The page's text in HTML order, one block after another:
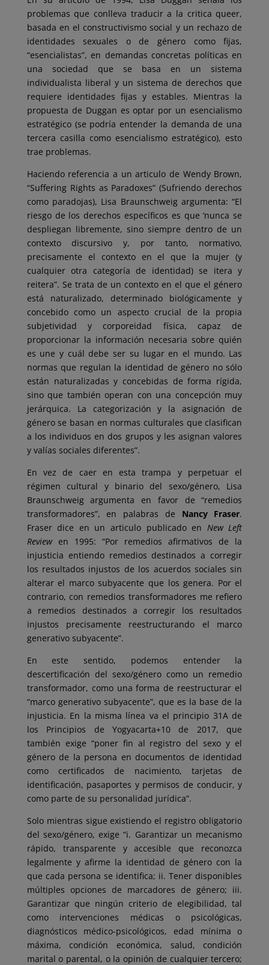
problemas que conlleva traducir a la critica queer,
basada en el constructivismo social y un rechazo de
identidades sexuales o de género como fijas,
“esencialistas”, en demandas concretas políticas en
una sociedad que se basa en un sistema
individualista liberal y un sistema de derechos que
requiere identidades fijas y estables. Mientras la
propuesta de Duggan es optar por un esencialismo
estratégico (se podría entender la demanda de una
tercera casilla como esencialismo estratégico), esto
trae problemas.
Haciendo referencia a un articulo de Wendy Brown,
“Suffering Rights as Paradoxes” (Sufriendo derechos
como paradojas), Lisa Braunschweig argumenta: “El
riesgo de los derechos específicos es que ‘nunca se
despliegan libremente, sino siempre dentro de un
contexto discursivo y, por tanto, normativo,
precisamente el contexto en el que la mujer (y
cualquier otra categoría de identidad) se itera y
reitera”. Se trata de un contexto en el que el género
está naturalizado, determinado biológicamente y
concebido como un aspecto crucial de la propia
subjetividad y corporeidad física, capaz de
proporcionar la información necesaria sobre quién
es une y cuál debe ser su lugar en el mundo. Las
normas que regulan la identidad de género no sólo
están naturalizadas y concebidas de forma rígida,
sino que también operan con una concepción muy
jerárquica. La categorización y la asignación de
género se basan en normas culturales que clasifican
a los individuos en dos grupos y les asignan valores
y valías sociales diferentes”.
En vez de caer en esta trampa y perpetuar el
régimen cultural y binario del sexo/género, Lisa
Braunschweig argumenta en favor de “remedios
transformadores”, en palabras de Nancy Fraser.
Fraser dice en un articulo publicado en New Left
Reviewen 1995: “Por remedios afirmativos de la
injusticia entiendo remedios destinados a corregir
los resultados injustos de los acuerdos sociales sin
alterar el marco subyacente que los genera. Por el
contrario, con remedios transformadores me refiero
a remedios destinados a corregir los resultados
injustos precisamente reestructurando el marco
generativo subyacente”.
En este sentido, podemos entender la
descertificación del sexo/género como un remedio
transformador, como una forma de reestructurar el
“marco generativo subyacente”, que es la base de la
injusticia. En la misma línea va el principio 31A de
los Principios de Yogyacarta+10 de 2017, que
también exige “poner fin al registro del sexo y el
género de la persona en documentos de identidad
como certificados de nacimiento, tarjetas de
identificación, pasaportes y permisos de conducir, y
como parte de su personalidad jurídica”.
Solo mientras sigue existiendo el registro obligatorio
del sexo/género, exige “i. Garantizar un mecanismo
rápido, transparente y accesible que reconozca
legalmente y afirme la identidad de género con la
que cada persona se identifica; ii. Tener disponibles
múltiples opciones de marcadores de género; iii.
Garantizar que ningún criterio de elegibilidad, tal
como intervenciones médicas o psicológicas,
diagnósticos médico-psicológicos, edad mínima o
máxima, condición económica, salud, condición
marital o parental, o la opinión de cualquier tercero;